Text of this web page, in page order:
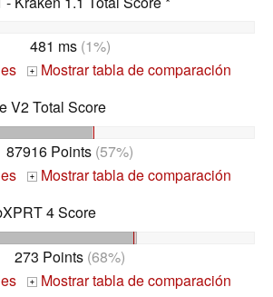
481 ms(1%)
+
Mostrar tabla de comparación
V2 Total Score
87916 Points (57%)
+
Mostrar tabla de comparación
4 Score
273 Points (68%)
+
Mostrar tabla de comparación